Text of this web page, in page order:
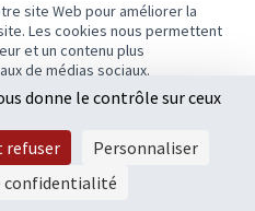
site Web pour améliorer la
Les cookies nous permettent
et un contenu plus
de médias sociaux.
cookies essentiels
donne le contrôle sur ceux
refuser
Personnaliser
confidentialité